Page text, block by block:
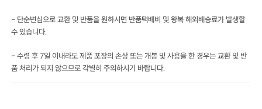
- 단순변심으로 교환 및 반품을 원하시면 반품택배비 및 왕복 해외배송료가 발생할
수 있습니다.
- 수령 후 7일 이내라도 제품 포장의 손상 또는 개봉 및 사용을 한 경우는 교환 및 반
품 처리가 되지 않으므로 각별히 주의하시기 바랍니다.